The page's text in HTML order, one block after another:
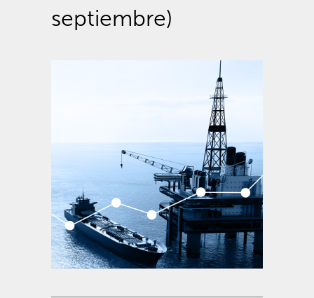
septiembre)